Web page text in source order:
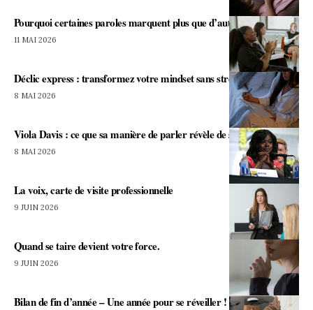
Pourquoi certaines paroles marquent plus que d’autres ?
11 MAI 2026
Déclic express : transformez votre mindset sans stress !
8 MAI 2026
Viola Davis : ce que sa manière de parler révèle de sa force.
8 MAI 2026
La voix, carte de visite professionnelle
9 JUIN 2026
Quand se taire devient votre force.
9 JUIN 2026
Bilan de fin d’année – Une année pour se réveiller !